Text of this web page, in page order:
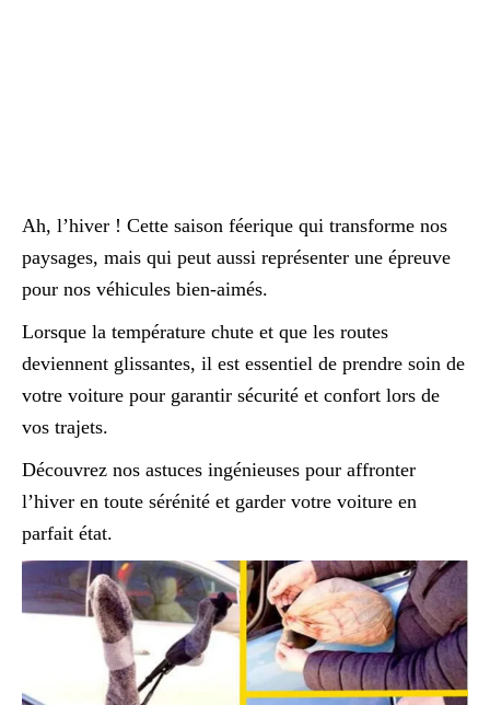
Ah, l’hiver ! Cette saison féerique qui transforme nos
paysages, mais qui peut aussi représenter une épreuve
pour nos véhicules bien-aimés.
Lorsque la température chute et que les routes
deviennent glissantes, il est essentiel de prendre soin de
votre voiture pour garantir sécurité et confort lors de
vos trajets.
Découvrez nos astuces ingénieuses pour affronter
l’hiver en toute sérénité et garder votre voiture en
parfait état.